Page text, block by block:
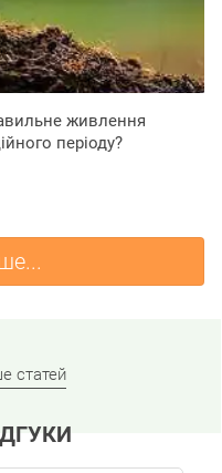
живлення
періоду?
статей